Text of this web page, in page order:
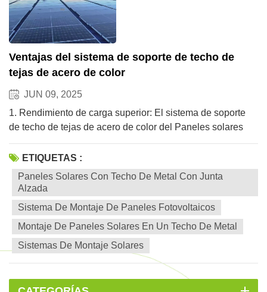
Ventajas del sistema de soporte de techo de
tejas de acero de color
JUN 09, 2025
1. Rendimiento de carga superior: El sistema de soporte
de techo de tejas de acero de color del Paneles solares
con techo de metal con junta alzada Está meticulosamente
diseñado y calculado para soportar diversas fuerzas,
incluido el peso propio del techo, cargas de viento y nieve
y cargas de mantenimiento del personal. El acero de alta
resistencia y una forma estructural racional garantizan que
el techo permanezca estable incluso en condiciones
climáticas extremas, brindando protección de seguridad
confiable para las personas y los equipos dentro del
edificio. 2. Excelente resistencia al viento: En zonas
costeras o regiones ventosas, la resistencia al viento es un
indicador crucial para medir la seguridad de las estructuras
ETIQUETAS :
Paneles Solares Con Techo De Metal Con Junta
Alzada
Sistema De Montaje De Paneles Fotovoltaicos
Montaje De Paneles Solares En Un Techo De Metal
Sistemas De Montaje Solares